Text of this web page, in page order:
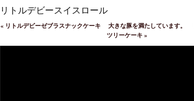
リトルデビースイスロール
«リトルデビーゼブラスナックケーキ 大きな豚を満たしています。
ツリーケーキ »